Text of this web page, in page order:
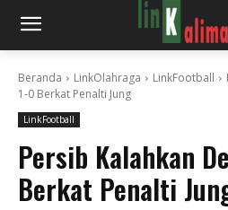
Beranda LinkOlahraga LinkFootball
1-0 Berkat Penalti Jung
LinkFootball
Persib Kalahkan
Berkat Penalti